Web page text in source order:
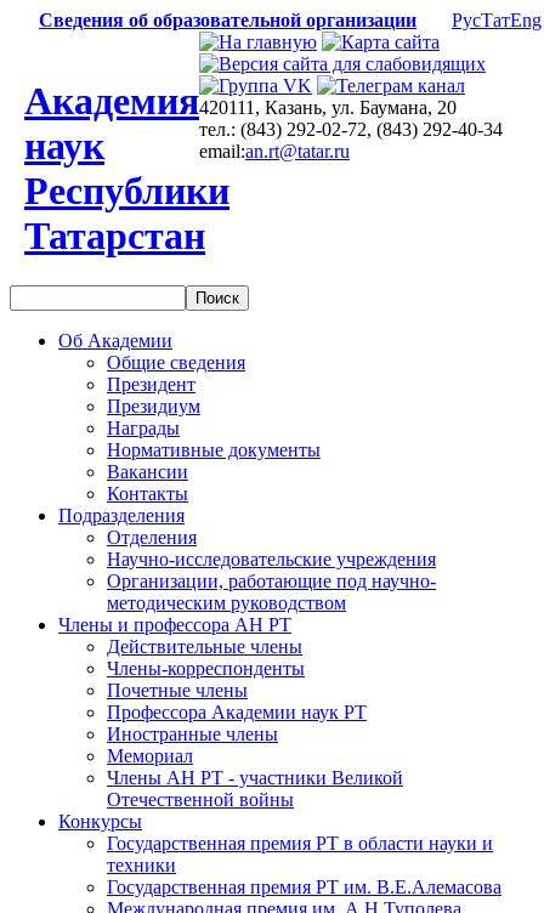
Сведения об образовательной организации РусТатEng
Академия
наук
Республики
Татарстан
420111, Казань, ул. Баумана, 20
тел.: (843) 292-02-72, (843) 292-40-34
email:an.rt@tatar.ru
Об Академии
Общие сведения
Президент
Президиум
Награды
Нормативные документы
Вакансии
Контакты
Подразделения
Отделения
Научно-исследовательские учреждения
Организации, работающие под научно-
методическим руководством
Члены и профессора АН РТ
Действительные члены
Члены-корреспонденты
Почетные члены
Профессора Академии наук РТ
Иностранные члены
Мемориал
Члены АН РТ - участники Великой
Отечественной войны
Конкурсы
Государственная премия РТ в области науки и
техники
Государственная премия РТ им. В.Е.Алемасова
Международная премия им. А.Н.Туполева